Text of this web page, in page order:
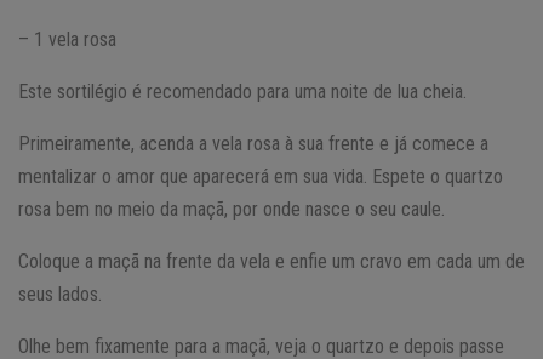
– 1 vela rosa
Este sortilégio é recomendado para uma noite de lua cheia.
Primeiramente, acenda a vela rosa à sua frente e já comece a
mentalizar o amor que aparecerá em sua vida. Espete o quartzo
rosa bem no meio da maçã, por onde nasce o seu caule.
Coloque a maçã na frente da vela e enfie um cravo em cada um de
seus lados.
Olhe bem fixamente para a maçã, veja o quartzo e depois passe